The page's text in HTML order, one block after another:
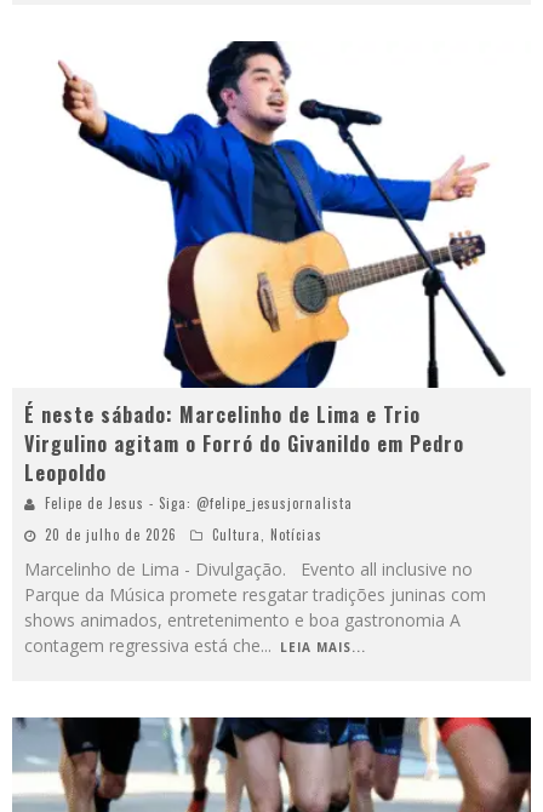
É neste sábado: Marcelinho de Lima e Trio
Virgulino agitam o Forró do Givanildo em Pedro
Leopoldo
Felipe de Jesus - Siga: @felipe_jesusjornalista
20 de julho de 2026
Cultura Notícias
Marcelinho de Lima - Divulgação. Evento all inclusive no
Parque da Música promete resgatar tradições juninas com
shows animados, entretenimento e boa gastronomia A
contagem regressiva está che... LEIA MAIS...